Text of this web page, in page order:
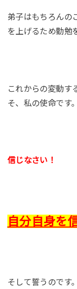
弟子はもちろんの
を上げるため勤勉
これからの変動す
そ、私の使命です。
信じなさい！
自分自身を
そして誓うのです。